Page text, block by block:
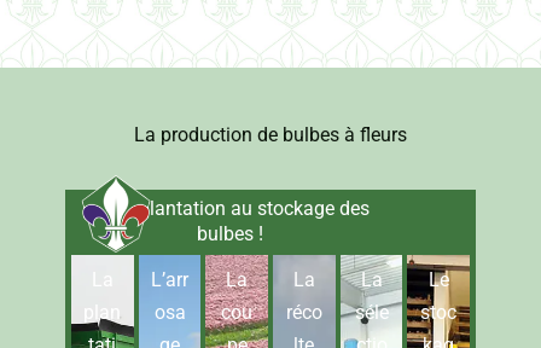
La production de bulbes à fleurs
De la plantation au stockage des
bulbes !
plan
L’arr
osa
La
cou
La
réco
La
séle
Le
stoc